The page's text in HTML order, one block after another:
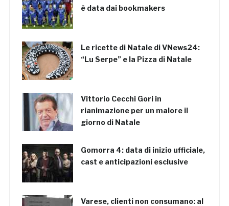
è data dai bookmakers
Le ricette di Natale di VNews24:
“Lu Serpe” e la Pizza di Natale
Vittorio Cecchi Gori in
rianimazione per un malore il
giorno di Natale
Gomorra 4: data di inizio ufficiale,
cast e anticipazioni esclusive
Varese, clienti non consumano: al